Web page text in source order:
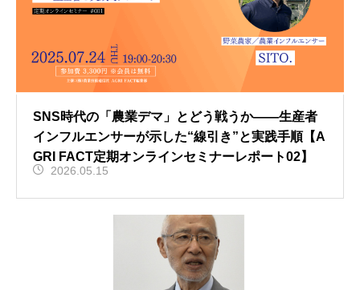
SNS時代の「農業デマ」とどう戦うか——生産者
インフルエンサーが示した“線引き”と実践手順【A
GRI FACT定期オンラインセミナーレポート02】
2026.05.15